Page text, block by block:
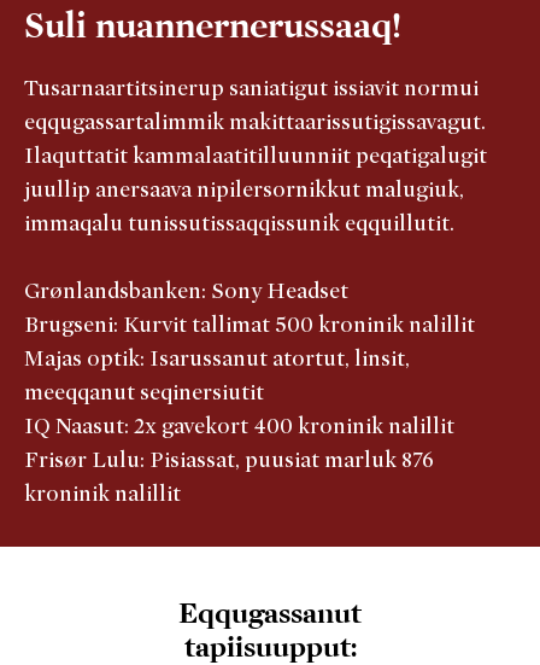
Suli nuannernerussaaq!
Tusarnaartitsinerup saniatigut issiavit normui
eqqugassartalimmik makittaarissutigissavagut.
Ilaquttatit kammalaatitilluunniit peqatigalugit
juullip anersaava nipilersornikkut malugiuk,
immaqalu tunissutissaqqissunik eqquillutit.
Grønlandsbanken: Sony Headset
Brugseni: Kurvit tallimat 500 kroninik nalillit
Majas optik: Isarussanut atortut, linsit,
meeqqanut seqinersiutit
IQ Naasut: 2x gavekort 400 kroninik nalillit
Frisør Lulu: Pisiassat, puusiat marluk 876
kroninik nalillit
Eqqugassanut
tapiisuupput: